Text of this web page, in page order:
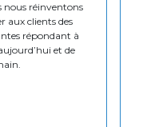
nous réinventons
aux clients des
répondant à
et de